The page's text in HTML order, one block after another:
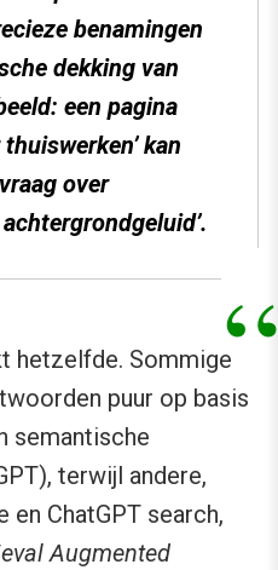
benamingen
dekking van
een pagina
kan
over
hetzelfde. Sommige
puur op basis
semantische
terwijl andere,
en ChatGPT search,
Augmented